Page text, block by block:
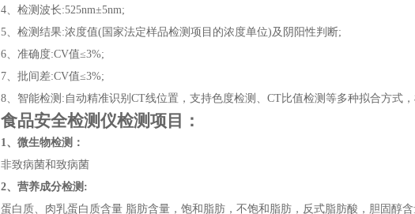
4、检测波长:525nm±5nm;
5、检测结果:浓度值(国家法定样品检测项目的浓度单位)及阴阳性判断;
6、准确度:CV值≤3%;
7、批间差:CV值≤3%;
8、智能检测:自动精准识别CT线位置，支持色度检测、CT比值检测等多种拟合方式，
食品安全检测仪检测项目：
1、微生物检测：
非致病菌和致病菌
2、营养成分检测:
蛋白质、肉乳蛋白质含量 脂肪含量，饱和脂肪，不饱和脂肪，反式脂肪酸，胆固醇